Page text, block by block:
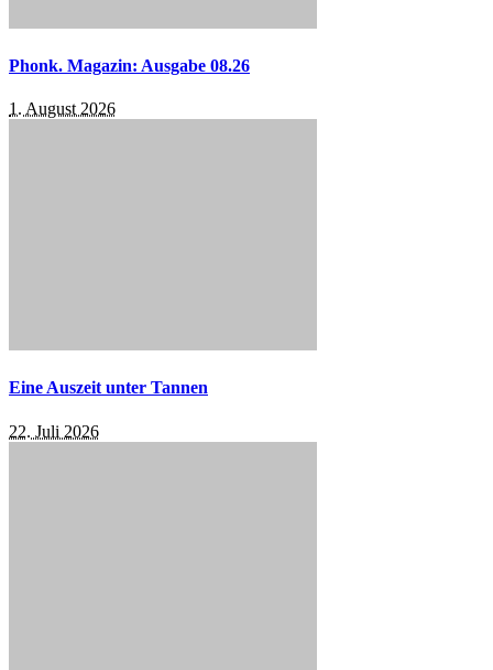
Phonk. Magazin: Ausgabe 08.26
1. August 2026
Eine Auszeit unter Tannen
22. Juli 2026